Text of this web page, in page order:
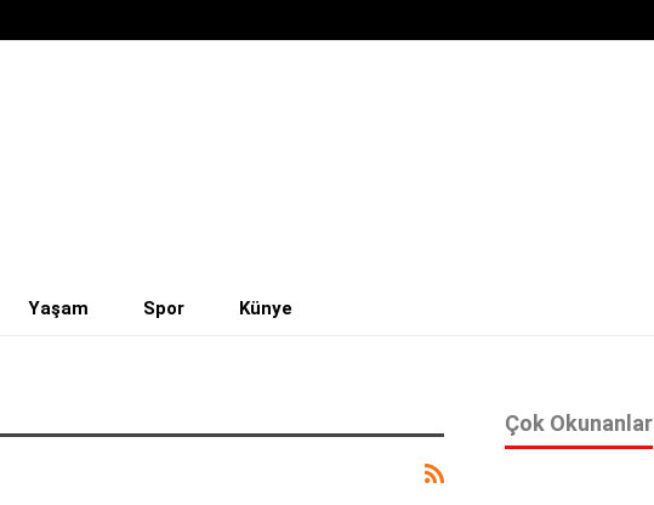
Yaşam Spor Künye
Çok Okunanlar